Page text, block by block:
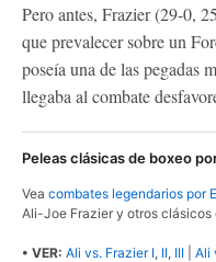
Pero antes, Frazier (29-0,
que prevalecer sobre un
poseía una de las pegadas
llegaba al combate
Peleas clásicas de boxeo
Vea combates legendarios por
Ali-Joe Frazier y otros clásicos
• VER: Ali vs. Frazier I II III
Ali